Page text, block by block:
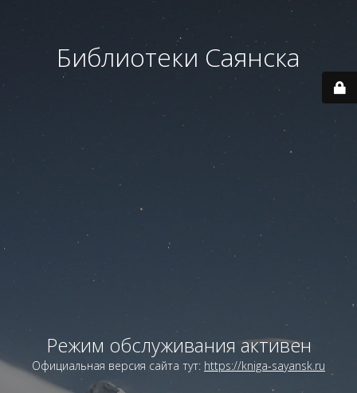
Библиотеки Саянска
Режим обслуживания активен
Официальная версия сайта тут: https://kniga-sayansk.ru